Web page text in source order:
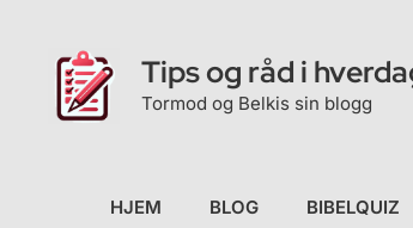
innhold
Tips og råd i
Tormod og Belkis sin blogg
HJEM BLOG BIBELQUIZ